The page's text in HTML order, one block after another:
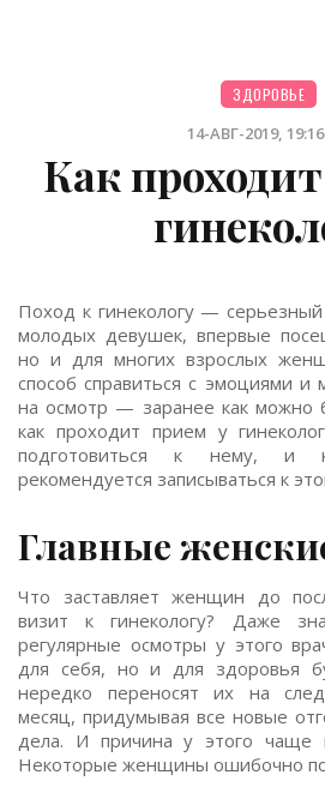
ЗДОРОВЬЕ
14-АВГ-2019, 19:16
Как
Поход к гинекологу —
молодых девушек, впервые
но и для многих взрослых
способ справиться с эмоциями и
на осмотр — заранее как можно
как проходит прием у
подготовиться к нему, и
рекомендуется записываться к
Главные
Что заставляет женщин до
визит к гинекологу? Даже
регулярные осмотры у этого
для себя, но и для здоровья
нередко переносят их на
месяц, придумывая все новые
дела. И причина у этого чаще
Некоторые женщины ошибочно